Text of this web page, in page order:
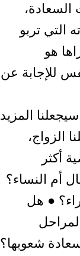
السعادة،
التي تربو
هو
للإجابة عن
المزيد
الزواج،
أكثر
أم النساء؟
● هل
شعوبها؟